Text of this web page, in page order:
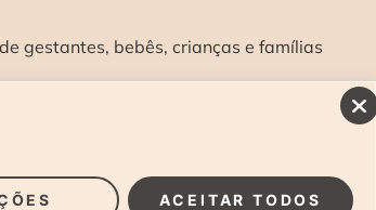
ACEITAR TODOS
gestantes, bebês, crianças e famílias
SE E RECEBA NOSSAS NOVIDADES: